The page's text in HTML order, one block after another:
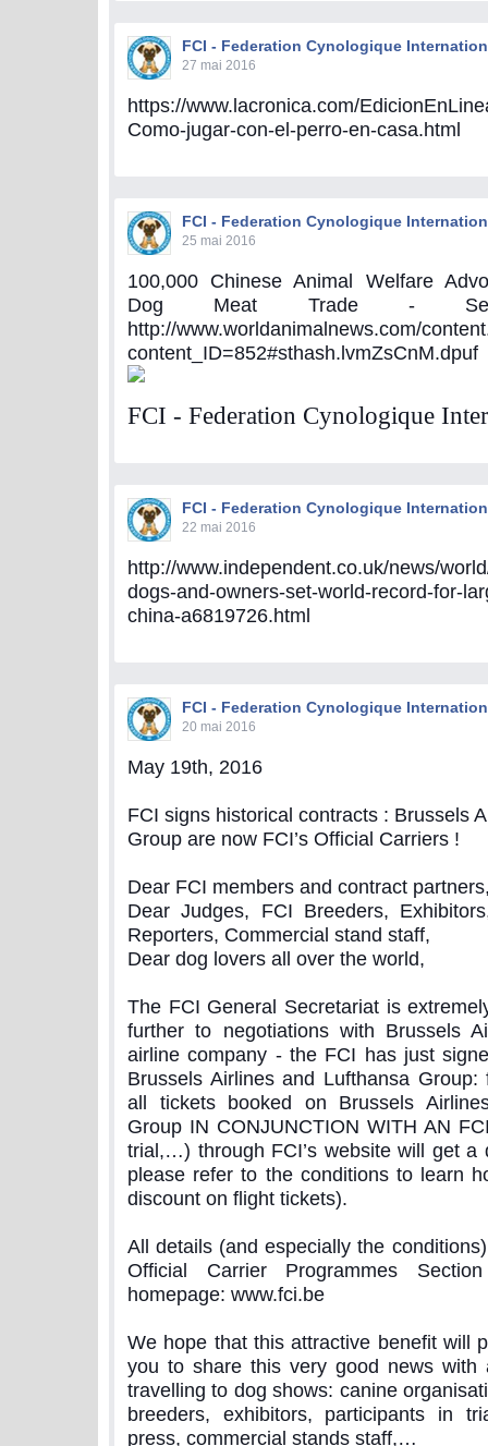
FCI - Federation Cynologique
27 mai 2016
https://www.lacronica.com/
Como-jugar-con-el-perro-en-casa.html
FCI - Federation Cynologique
25 mai 2016
100,000 Chinese Animal Welfare
Dog Meat Trade -
http://www.worldanimalnews.com/
content_ID=852#sthash.lvmZsCnM.dpuf
FCI - Federation Cynologique
FCI - Federation Cynologique
22 mai 2016
http://www.independent.co.uk/news/
dogs-and-owners-set-world-record-for-
china-a6819726.html
FCI - Federation Cynologique
20 mai 2016
May 19th, 2016
FCI signs historical contracts : Brussels
Group are now FCI’s Official Carriers !
Dear FCI members and contract
Dear Judges, FCI Breeders,
Reporters, Commercial stand staff,
Dear dog lovers all over the world,
The FCI General Secretariat is
further to negotiations with Brussels
airline company - the FCI has just
Brussels Airlines and Lufthansa
all tickets booked on Brussels
Group IN CONJUNCTION WITH AN
trial,…) through FCI’s website will get a
please refer to the conditions to learn
discount on flight tickets).
All details (and especially the
Official Carrier Programmes
homepage: www.fci.be
We hope that this attractive benefit will
you to share this very good news with
travelling to dog shows: canine
breeders, exhibitors, participants in
press, commercial stands staff,…